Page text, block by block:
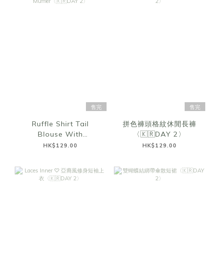
售完
Ruffle Shirt Tail
Blouse With
Muffler〈🇰🇷DAY 2〉
HK$129.00
售完
拼色褲頭格紋休閒長褲
〈🇰🇷DAY 2〉
HK$129.00